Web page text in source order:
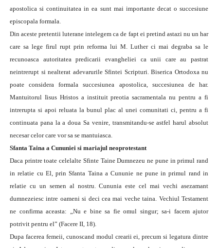
apostolica si continuitatea in ea sunt mai importante decat o succesiune
episcopala formala.
Din aceste pretentii luterane intelegem ca de fapt ei pretind astazi nu un har
care sa lege firul rupt prin reforma lui M. Luther ci mai degraba sa le
recunoasca autoritatea predicarii evangheliei ca unii care au pastrat
neintrerupt si nealterat adevarurile Sfintei Scripturi. Biserica Ortodoxa nu
poate considera formala succesiunea apostolica, succesiunea de har.
Mantuitorul Iisus Hristos a instituit preotia sacramentala nu pentru a fi
intrerupta si apoi reluata la bunul plac al unei comunitati ci, pentru a fi
continuata pana la a doua Sa venire, transmitandu-se astfel harul absolut
necesar celor care vor sa se mantuiasca.
Sfanta Taina a Cununiei si mariajul neoprotestant
Daca printre toate celelalte Sfinte Taine Dumnezeu ne pune in primul rand
in relatie cu El, prin Sfanta Taina a Cununie ne pune in primul rand in
relatie cu un semen al nostru. Cununia este cel mai vechi asezamant
dumnezeiesc intre oameni si deci cea mai veche taina. Vechiul Testament
ne confirma aceasta: „Nu e bine sa fie omul singur; sa-i facem ajutor
potrivit pentru el” (Facere II, 18).
Dupa facerea femeii, cunoscand modul crearii ei, precum si legatura dintre